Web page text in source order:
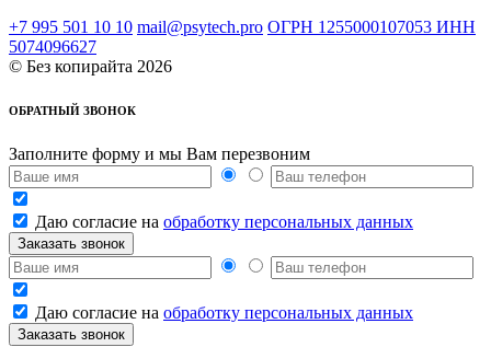
+7 995 501 10 10 mail@psytech.pro ОГРН 1255000107053 ИНН
5074096627
© Без копирайта 2026
ОБРАТНЫЙ ЗВОНОК
Заполните форму и мы Вам перезвоним
Даю согласие на обработку персональных данных
Даю согласие на обработку персональных данных